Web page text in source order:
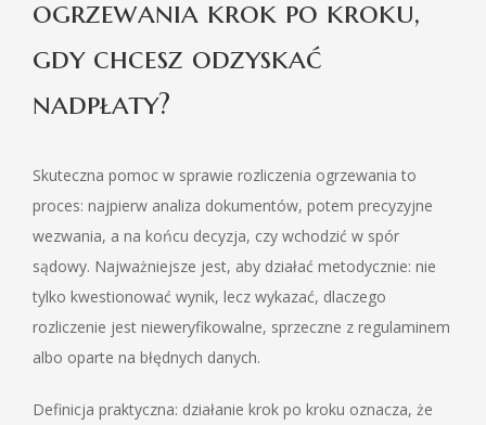
ogrzewania krok po kroku,
gdy chcesz odzyskać
nadpłaty?
Skuteczna pomoc w sprawie rozliczenia ogrzewania to
proces: najpierw analiza dokumentów, potem precyzyjne
wezwania, a na końcu decyzja, czy wchodzić w spór
sądowy. Najważniejsze jest, aby działać metodycznie: nie
tylko kwestionować wynik, lecz wykazać, dlaczego
rozliczenie jest nieweryfikowalne, sprzeczne z regulaminem
albo oparte na błędnych danych.
Definicja praktyczna: działanie krok po kroku oznacza, że